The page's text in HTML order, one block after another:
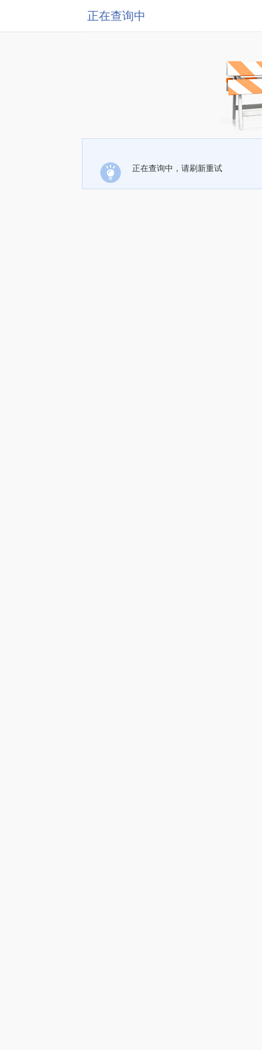
正在查询中
正在查询中，请刷新重试